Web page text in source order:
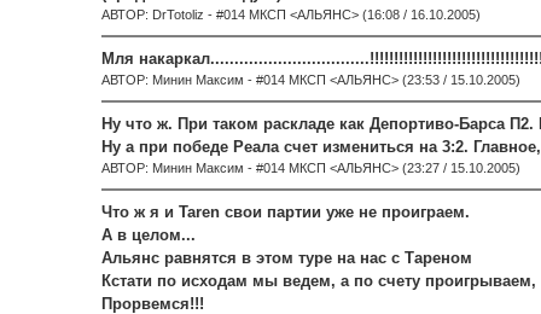
АВТОР: DrTotoliz - #014 МКСП <АЛЬЯНС> (16:08 / 16.10.2005)
Мля
АВТОР: Минин Максим - #014 МКСП <АЛЬЯНС> (23:53 / 15.10.2005)
Ну что ж. При таком раскладе как Депортиво-Барса
Ну а при победе Реала счет измениться на 3:2.
АВТОР: Минин Максим - #014 МКСП <АЛЬЯНС> (23:27 / 15.10.2005)
Что ж я и Taren свои партии уже не проиграем.
А в целом...
Альянс равнятся в этом туре на нас с Тареном
Кстати по исходам мы ведем, а по счету проигрываем,
Прорвемся!!!